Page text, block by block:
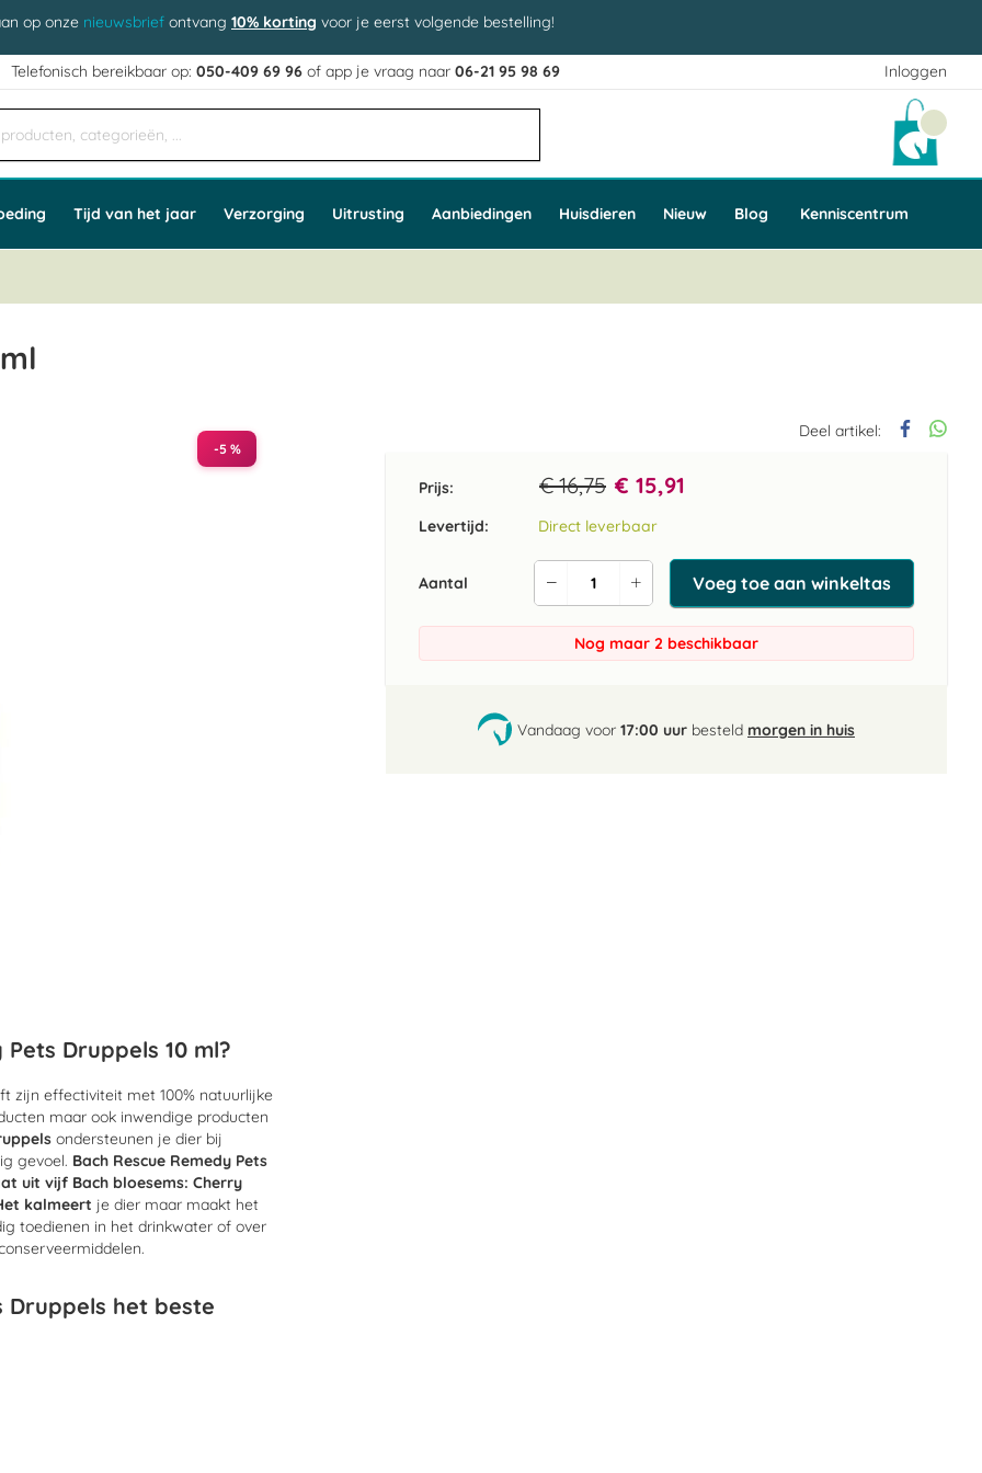
op onze nieuwsbrief ontvang 10% korting voor je eerst volgende bestelling!
Inloggen
Telefonisch bereikbaar op:050-409 69 96 of app je vraag naar06-21 95 98 69
Tijd van het jaar Verzorging Uitrusting Aanbiedingen Huisdieren Nieuw Blog Kenniscentrum
Deel artikel:
Prijs: € 16,75 € 15,91
Levertijd: Direct leverbaar
Aantal
Verhoog
de
aantal
Verlaag
de
aantal
Voeg toe aan winkeltas
Nog maar 2 beschikbaar
Vandaag voor 17:00 uur besteld morgen in huis
-5 %
Druppels 10 ml?
zijn effectiviteit met 100% natuurlijke
maar ook inwendige producten
ondersteunen je dier bij
gevoel. Bach Rescue Remedy Pets
uit vijf Bach bloesems: Cherry
kalmeert je dier maar maakt het
toedienen in het drinkwater of over
Druppels het beste